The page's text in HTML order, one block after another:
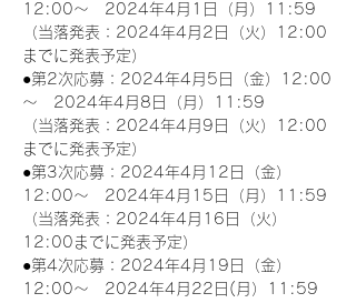
12:00～　2024年4月1日（月）11:59
（当落発表：2024年4月2日（火）12:00
までに発表予定）
●第2次応募：2024年4月5日（金）12:00
～　2024年4月8日（月）11:59
（当落発表：2024年4月9日（火）12:00
までに発表予定）
●第3次応募：2024年4月12日（金）
12:00～　2024年4月15日（月）11:59
（当落発表：2024年4月16日（火）
12:00までに発表予定）
●第4次応募：2024年4月19日（金）
12:00～　2024年4月22日(月）11:59